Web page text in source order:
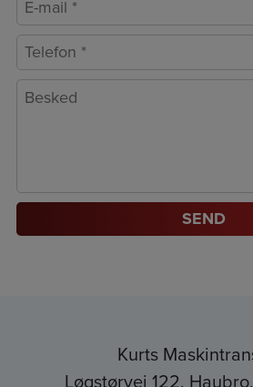
Kurts
Løgstørvej 122, Haubro,